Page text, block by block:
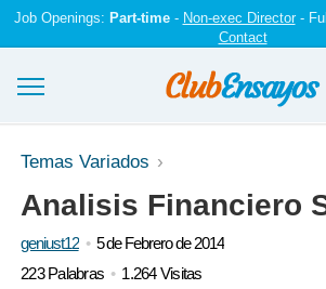
Job Openings: Part-time- Non-exec Director-
Contact
Ensayos y trabajos
Registrarse
Iniciar sesión
Temas Variados
Analisis Financiero
geniust12
5 de Febrero de 2014
223 Palabras
1.264 Visitas